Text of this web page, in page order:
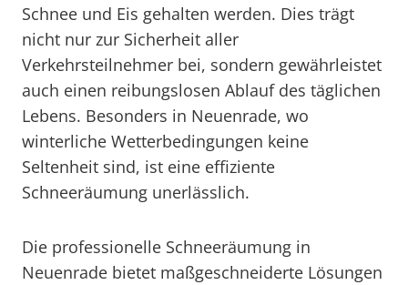
Schnee und Eis gehalten werden. Dies trägt
nicht nur zur Sicherheit aller
Verkehrsteilnehmer bei, sondern gewährleistet
auch einen reibungslosen Ablauf des täglichen
Lebens. Besonders in Neuenrade, wo
winterliche Wetterbedingungen keine
Seltenheit sind, ist eine effiziente
Schneeräumung unerlässlich.
Die professionelle Schneeräumung in
Neuenrade bietet maßgeschneiderte Lösungen